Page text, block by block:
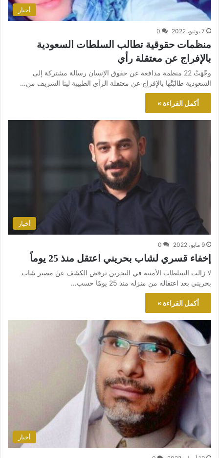
أخبار
7 يونيو، 2022 0
منظمات حقوقية تطالب السلطات السعودية
بالإفراج عن معتقلة رأي
وجّهَتْ 22 منظمة مدافعة عن حقوق الإنسان رسالة مشتركة إلى
السعودية طالبَتْها بالإفراج عن معتقلة الرأي الطبيبة لينا الشريف من…
أكمل القراءة »
أخبار
9 مايو، 2022 0
إخفاء قسري لشاب بحريني اعتقل منذ 25 يوماً
لا زالت السلطات الأمنية في البحرين ترفض الكشف عن مصير شاب
بحريني بعد اعتقاله من منزله منذ 25 يومًا حسب…
أكمل القراءة »
أخبار